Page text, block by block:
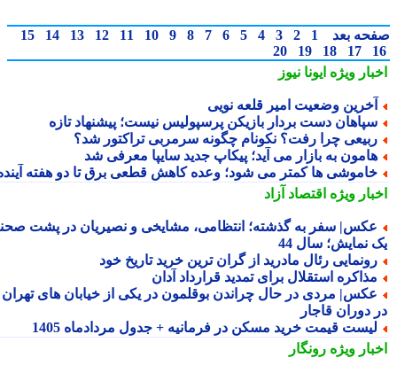
بعد 1
2
3
4
5
6
7
8
9
10
11
12
13
14
15
17
18
19
20
ویژهایونا نیوز
وضعیت امیر قلعه نویی
دست بردار بازیکن پرسپولیس نیست؛ پیشنهاد تازه
چرا رفت؟ نکونام چگونه سرمربی تراکتور شد؟
به بازار می آید؛ پیکاپ جدید سایپا معرفی شد
ها کمتر می شود؛ وعده کاهش قطعی برق تا دو هفته آینده
ویژهاقتصاد آزاد
سفر به گذشته؛ انتظامی، مشایخی و نصیریان در پشت صحنه
نمایش؛ سال 44
رئال مادرید از گران ترین خرید تاریخ خود
استقلال برای تمدید قرارداد آدان
مردی در حال چراندن بوقلمون در یکی از خیابان های تهران
دوران قاجار
قیمت خرید مسکن در فرمانیه + جدول مردادماه 1405
ویژهرونگار